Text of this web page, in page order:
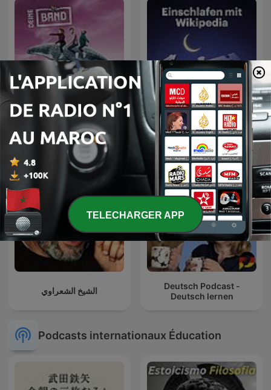
دورة الألمانية DEINE BAND مع
الفرقة الموسيقية
ok.danke.tschüss | مقاطع
صوت | تعلم
Einschlafen mit Wikipedia
الشيخ الشعراوي
Deutsch Podcast -
Deutsch lernen
Podcasts internationaux Éducation
TELECHARGER APP